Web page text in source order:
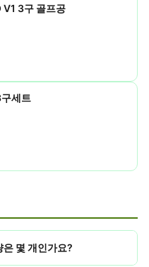
V1 3구 골프공
세트
은 몇 개인가요?